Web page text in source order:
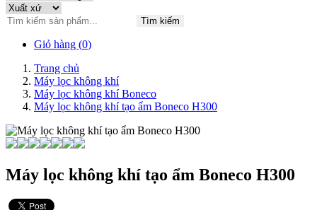
Tìm kiếm
Giỏ hàng (0)
Trang chủ
Máy lọc không khí
Máy lọc không khí Boneco
Máy lọc không khí tạo ẩm Boneco H300
Máy lọc không khí tạo ẩm Boneco H300